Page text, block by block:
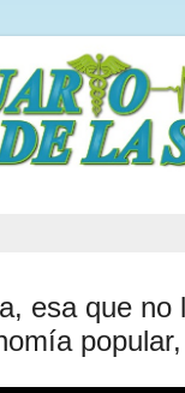
esa que no